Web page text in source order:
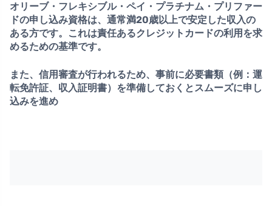
オリーブ・フレキシブル・ペイ・プラチナム・プリファー
ドの申し込み資格は、通常満20歳以上で安定した収入の
ある方です。これは責任あるクレジットカードの利用を求
めるための基準です。
また、信用審査が行われるため、事前に必要書類（例：運
転免許証、収入証明書）を準備しておくとスムーズに申し
込みを進め